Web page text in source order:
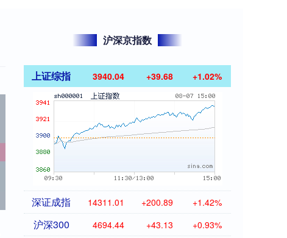
沪深京指数
上证综指 3940.04 +39.68 +1.02%
深证成指 14311.01 +200.89 +1.42%
沪深300 4694.44 +43.13 +0.93%